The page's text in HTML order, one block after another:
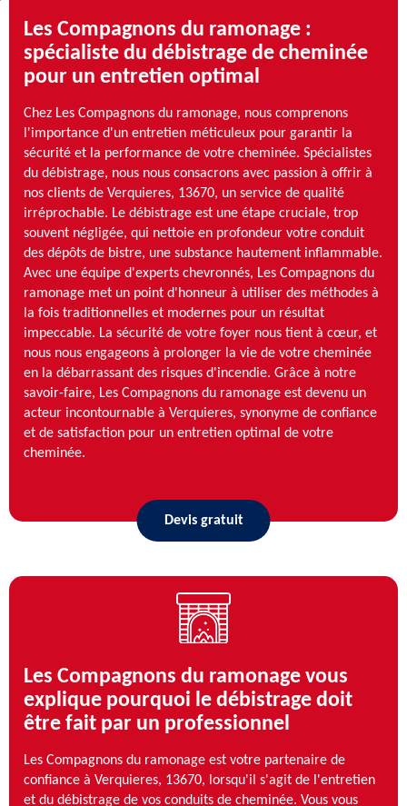
Les Compagnons du ramonage :
spécialiste du débistrage de cheminée
pour un entretien optimal
Chez Les Compagnons du ramonage, nous comprenons
l'importance d'un entretien méticuleux pour garantir la
sécurité et la performance de votre cheminée. Spécialistes
du débistrage, nous nous consacrons avec passion à offrir à
nos clients de Verquieres, 13670, un service de qualité
irréprochable. Le débistrage est une étape cruciale, trop
souvent négligée, qui nettoie en profondeur votre conduit
des dépôts de bistre, une substance hautement inflammable.
Avec une équipe d'experts chevronnés, Les Compagnons du
ramonage met un point d'honneur à utiliser des méthodes à
la fois traditionnelles et modernes pour un résultat
impeccable. La sécurité de votre foyer nous tient à cœur, et
nous nous engageons à prolonger la vie de votre cheminée
en la débarrassant des risques d'incendie. Grâce à notre
savoir-faire, Les Compagnons du ramonage est devenu un
acteur incontournable à Verquieres, synonyme de confiance
et de satisfaction pour un entretien optimal de votre
cheminée.
Devis gratuit
Les Compagnons du ramonage vous
explique pourquoi le débistrage doit
être fait par un professionnel
Les Compagnons du ramonage est votre partenaire de
confiance à Verquieres, 13670, lorsqu'il s'agit de l'entretien
et du débistrage de vos conduits de cheminée. Vous vous